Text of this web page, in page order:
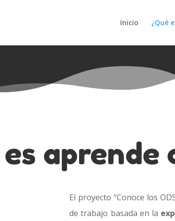
Inicio ¿Qué
aprende
El proyecto “Conoce los
de trabajo basada en la